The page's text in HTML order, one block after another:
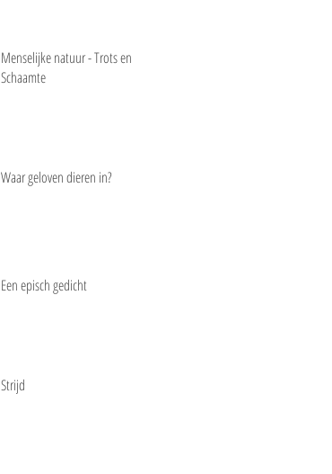
Menselijke natuur - Trots en
Schaamte
Waar geloven dieren in?
Een episch gedicht
Strijd